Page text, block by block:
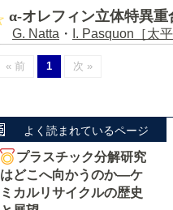
α-オレフィン立体特異
G. Natta ・ I. Pasquon［太
« 前 1 次 »
よく読まれているページ
プラスチック分解研究
はどこへ向かうのか―ケ
ミカルリサイクルの歴史